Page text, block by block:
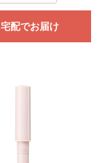
宅配でお届け